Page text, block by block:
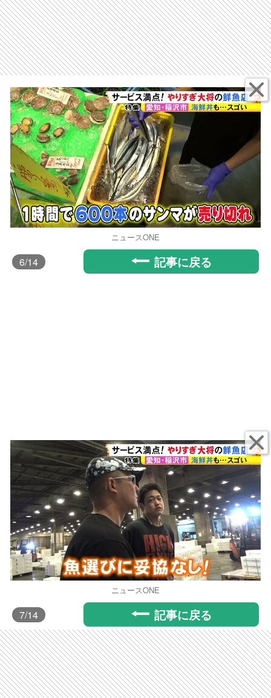
ニュースONE
6/14 記事に戻る
ニュースONE
7/14 記事に戻る